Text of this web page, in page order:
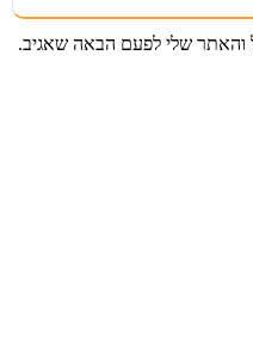
והאתר שלי לפעם הבאה שאגיב.